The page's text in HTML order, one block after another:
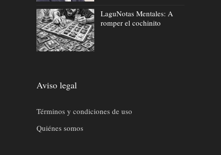
LaguNotas Mentales: A
romper el cochinito
Aviso legal
Términos y condiciones de uso
Quiénes somos